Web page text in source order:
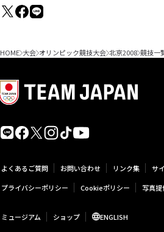
HOME 大会 オリンピック競技大会 北京2008 競技一
よくあるご質問 お問い合わせ リンク集
サ
プライバシーポリシー
Cookieポリシー 写真
ミュージアム ショップ ENGLISH